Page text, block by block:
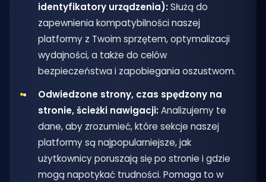
identyfikatory urządzenia):Służą do
zapewnienia kompatybilności naszej
platformy z Twoim sprzętem, optymalizacji
wydajności, a także do celów
bezpieczeństwa i zapobiegania oszustwom.
Odwiedzone strony, czas spędzony na
stronie, ścieżki nawigacji:Analizujemy te
dane, aby zrozumieć, które sekcje naszej
platformy są najpopularniejsze, jak
użytkownicy poruszają się po stronie i gdzie
mogą napotykać trudności. Pomaga to w